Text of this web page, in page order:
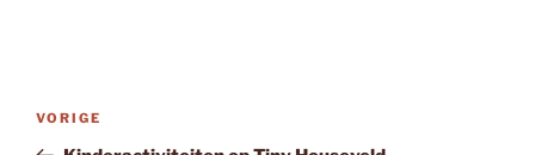
Vorig
bericht
VORIGE